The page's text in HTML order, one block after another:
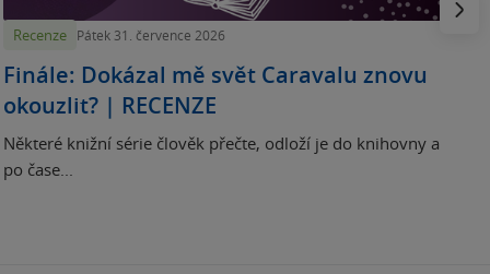
Recenze Pátek 31. července 2026
Finále: Dokázal mě svět Caravalu znovu
okouzlit? | RECENZE
Některé knižní série člověk přečte, odloží je do knihovny a
po čase...